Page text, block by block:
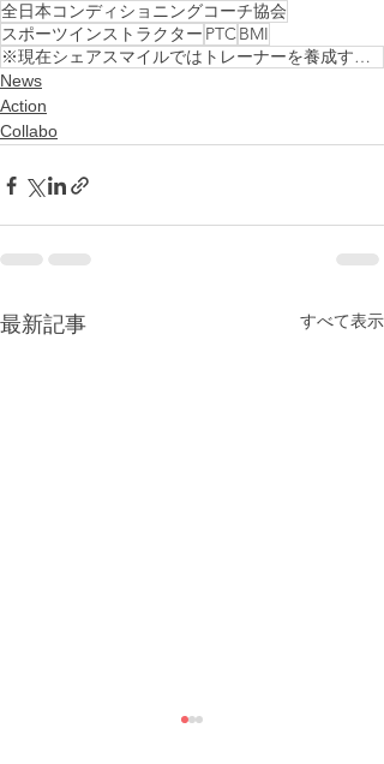
全日本コンディショニングコーチ協会
スポーツインストラクター PTCBMI
※現在シェアスマイルではトレーナーを養成する講座（PTC、BMI）を受講することができます。
News
Action
Collabo
最新記事 すべて表示